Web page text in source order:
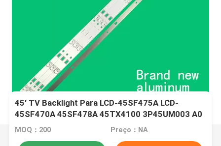
45' TV Backlight Para LCD-45SF475A LCD-
45SF470A 45SF478A 45TX4100 3P45UM003 A0
3P45UM001 A9 ECHOM-0345UM002 3P45UM001
MOQ：200 Preço：NA